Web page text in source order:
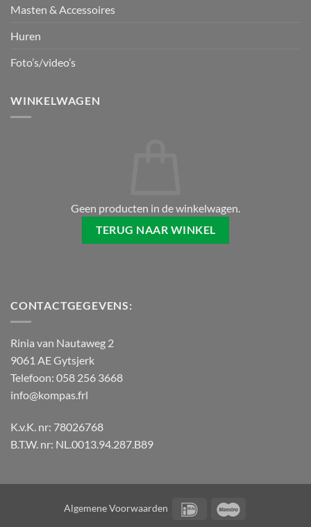
Masten & Accessoires
Huren
Foto’s/video’s
WINKELWAGEN
Geen producten in de winkelwagen.
TERUG NAAR WINKEL
CONTACTGEGEVENS:
Rinia van Nautaweg 2
9061 AE Gytsjerk
Telefoon: 058 256 3668
info@kompas.frl
K.v.K. nr: 78026768
B.T.W. nr: NL.0013.94.287.B89
Algemene Voorwaarden IDeal